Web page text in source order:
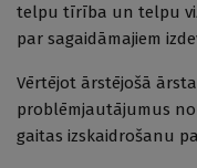
telpu tīrība un telpu
par sagaidāmajiem
Vērtējot ārstējošā
problēmjautājumus
gaitas izskaidrošanu